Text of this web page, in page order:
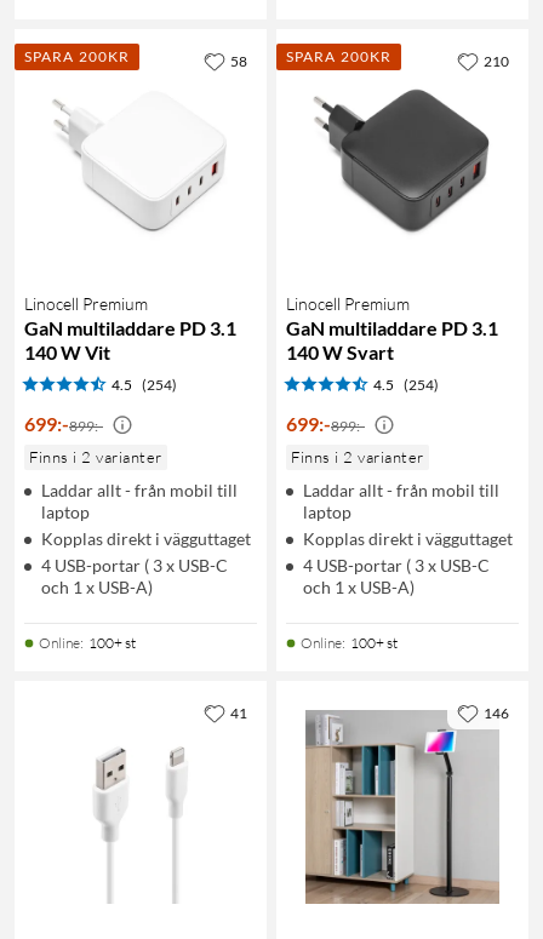
SPARA 200KR
Linocell Premium
GaN multiladdare PD 3.1
140 W Vit
4.5 (254)
699:-899:-
Finns i 2 varianter
Laddar allt - från mobil till
laptop
Kopplas direkt i vägguttaget
4 USB-portar ( 3 x USB-C
och 1 x USB-A)
Online: 100+ st
58 SPARA 200KR
Linocell Premium
GaN multiladdare PD 3.1
140 W Svart
4.5 (254)
699:-899:-
Finns i 2 varianter
Laddar allt - från mobil till
laptop
Kopplas direkt i vägguttaget
4 USB-portar ( 3 x USB-C
och 1 x USB-A)
Online: 100+ st
210
41 146